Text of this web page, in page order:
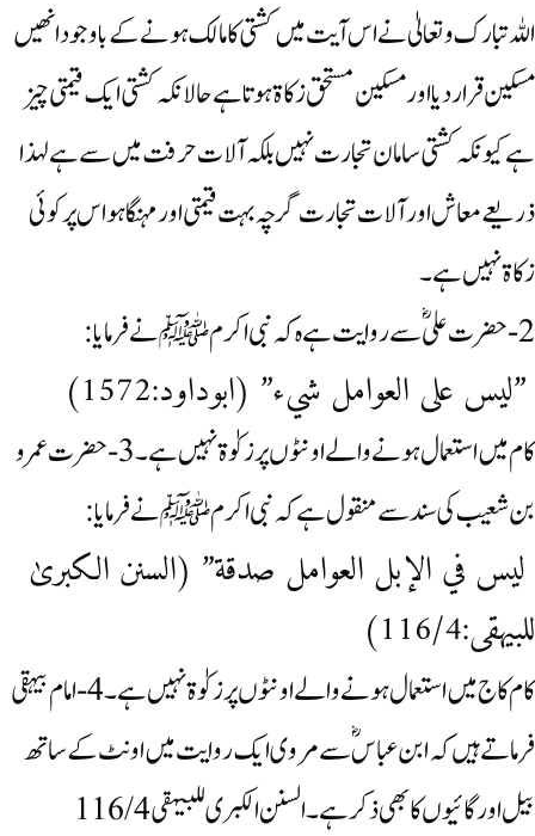
اللہ تبارک وتعالیٰ نے اس آیت میں کشتی کا مالک ہونے کے باوجود انھیں
مسکین قرار دیا اور مسکین مستحق زکاۃ ہوتا ہے حالانکہ کشتی ایک قیمتی چیز
ہے کیونکہ کشتی سامان تجارت نہیں بلکہ آلات حرفت میں سے ہے لہذا
ذریعے معاش اور آلات تجارت گرچہ بہت قیمتی اور مہنگا ہو اس پر کوئی
زکاۃ نہیں ہے۔
2-حضرت علی ؓ سے روایت ہے ہ کہ نبی اکرمﷺ نے فرمایا:
”لیس علی العوامل شيء” (ابوداود:1572)
کام میں استعمال ہونے والے اونٹوں پر زکوٰۃ نہیں ہے۔ 3-حضرت عمرو
بن شعیب کی سند سے منقول ہے کہ نبی اکرمﷺ نے فرمایا:
لیس في الإبل العوامل صدقة” (السنن الکبریٰ
للبیہقی:116/4)
کام کاج میں استعمال ہونے والے اونٹوں پر زکوٰۃ نہیں ہے۔ 4-امام بیہقی
فرماتے ہیں کہ ابن عباسؓ سے مروی ایک روایت میں اونٹ کے ساتھ
بیل اور گائیوں کا بھی ذکر ہے ۔السنن الکبری للبیہقی 116/4